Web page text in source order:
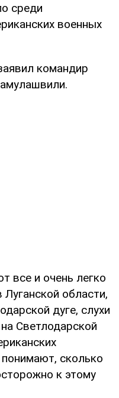
среди
военных
командир
все и очень легко
области,
дуге, слухи
Светлодарской
сколько
к этому